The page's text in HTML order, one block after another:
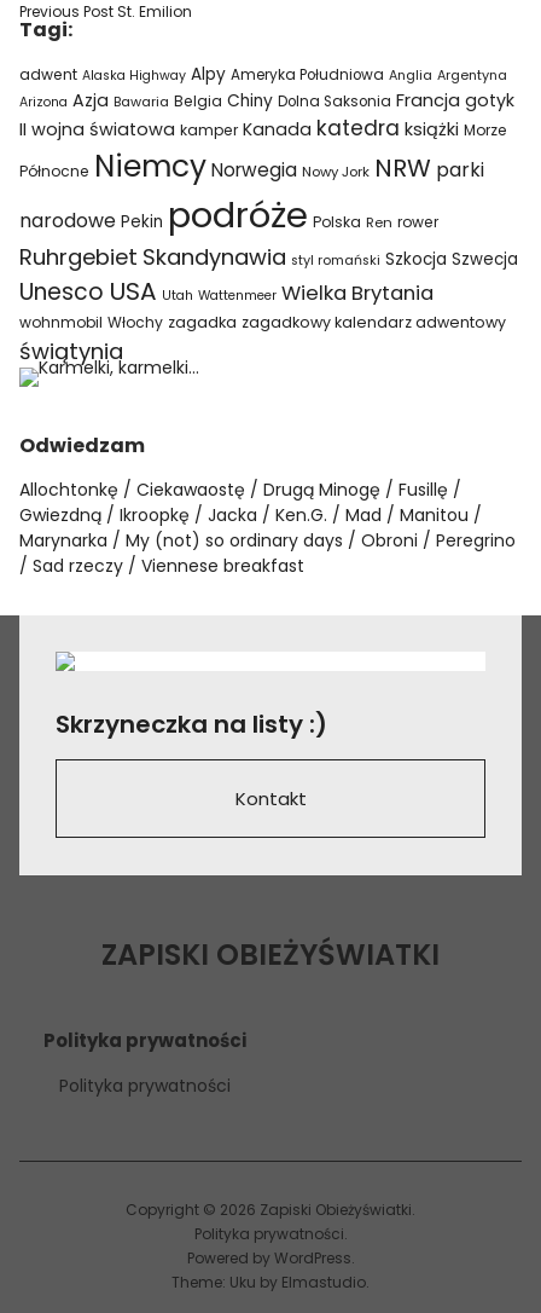
Previous PostSt. Emilion
Tagi:
adwent Alaska Highway Alpy Ameryka Południowa Anglia Argentyna
Arizona Azja Bawaria Belgia Chiny Dolna Saksonia Francja gotyk
II wojna światowa kamper Kanada katedra książki Morze
Północne Niemcy Norwegia Nowy Jork NRW parki
narodowe Pekin podróże Polska Ren rower
Ruhrgebiet Skandynawia styl romański Szkocja Szwecja
Unesco USA Utah Wattenmeer Wielka Brytania
wohnmobil Włochy zagadka zagadkowy kalendarz adwentowy
świątynia
Odwiedzam
Allochtonkę Ciekawaostę Drugą Minogę
Fusillę
Gwiezdną
Ikroopkę Jacka Ken.G. Mad
Manitou
Marynarka
My (not) so ordinary days Obroni
Peregrino
Sad rzeczy
Viennese breakfast
Skrzyneczka na listy :)
Kontakt
ZAPISKI OBIEŻYŚWIATKI
Polityka prywatności
Polityka prywatności
Copyright © 2026 Zapiski Obieżyświatki
Polityka prywatności
Powered by WordPress
Theme: Uku by Elmastudio